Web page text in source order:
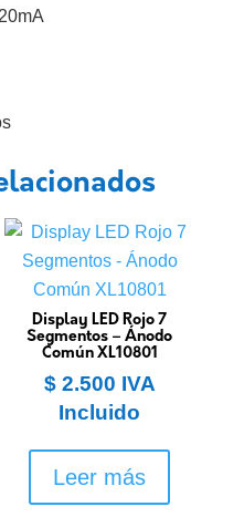
Display LED Rojo 7
Segmentos – Ánodo
Común XL10801
$2.500 IVA
Incluido
Leer más